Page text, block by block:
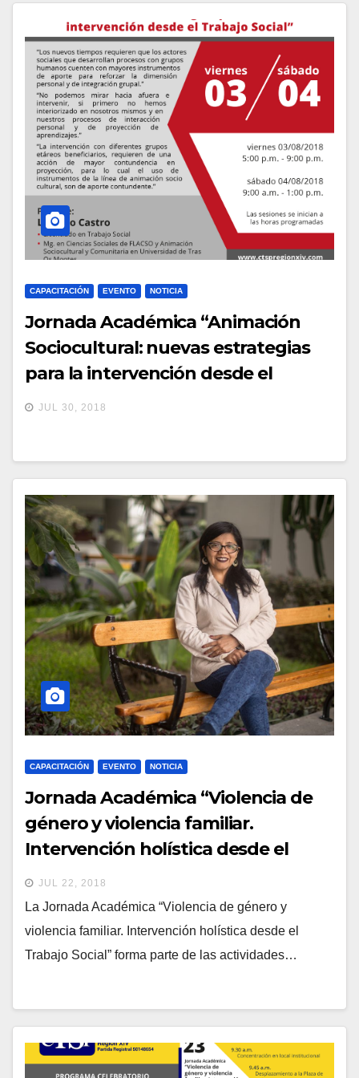
CAPACITACIÓN EVENTO NOTICIA
Jornada Académica “Animación
Sociocultural: nuevas estrategias
para la intervención desde el
Trabajo Social”
JUL 30, 2018
CAPACITACIÓN EVENTO NOTICIA
Jornada Académica “Violencia de
género y violencia familiar.
Intervención holística desde el
Trabajo Social”
JUL 22, 2018
La Jornada Académica “Violencia de género y
violencia familiar. Intervención holística desde el
Trabajo Social” forma parte de las actividades…